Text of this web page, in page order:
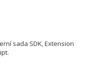
sada SDK, Extension